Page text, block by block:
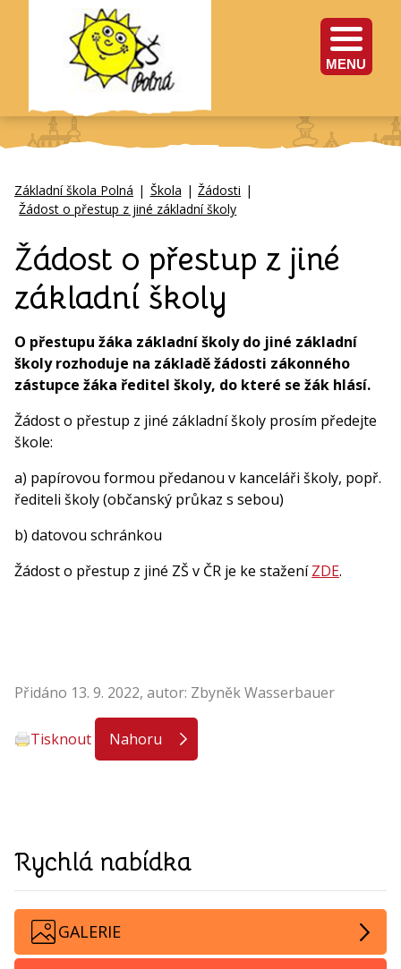
MENU
Základní škola Polná | Škola | Žádosti |
Žádost o přestup z jiné základní školy
Žádost o přestup z jiné
základní školy
O přestupu žáka základní školy do jiné základní
školy rozhoduje na základě žádosti zákonného
zástupce žáka ředitel školy, do které se žák hlásí.
Žádost o přestup z jiné základní školy prosím předejte
škole:
a) papírovou formou předanou v kanceláři školy, popř.
řediteli školy (občanský průkaz s sebou)
b) datovou schránkou
Žádost o přestup z jiné ZŠ v ČR je ke staženíZDE.
Přidáno 13. 9. 2022, autor: Zbyněk Wasserbauer
Tisknout Nahoru
Rychlá nabídka
GALERIE